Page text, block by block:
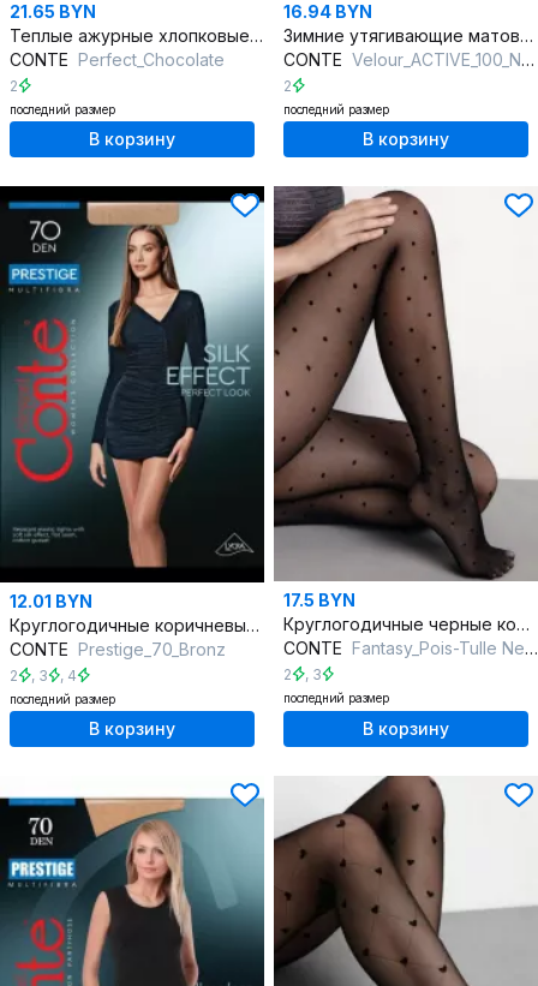
21.65 BYN
Теплые ажурные хлопковые колготки, 3D эффект, демисезон
CONTE Perfect_Chocolate
2
последний размер
В корзину
16.94 BYN
Зимние утягивающие матовые колготки из микрофибры
CONTE Velour_ACTIVE_100_Nero
2
последний размер
В корзину
12.01 BYN
Круглогодичные коричневые трикотажные колготки Элегантность
CONTE Prestigе_70_Bronz
2 , 3 , 4
последний размер
В корзину
17.5 BYN
Круглогодичные черные колготки с эффектом тюля 30 den
CONTE Fantasy_Pois-Tulle Nero
2 , 3
последний размер
В корзину